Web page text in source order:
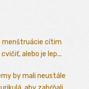
menštruácie cítim
alebo je lep...
by mali neustále